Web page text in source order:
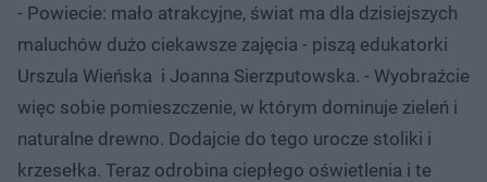
- Powiecie: mało atrakcyjne, świat ma dla dzisiejszych
maluchów dużo ciekawsze zajęcia - piszą edukatorki
Urszula Wieńska i Joanna Sierzputowska. - Wyobraźcie
więc sobie pomieszczenie, w którym dominuje zieleń i
naturalne drewno. Dodajcie do tego urocze stoliki i
krzesełka. Teraz odrobina ciepłego oświetlenia i te